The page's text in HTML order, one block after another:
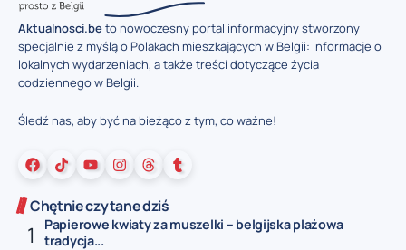
Aktualnosci.beto nowoczesny portal informacyjny stworzony
specjalnie z myślą o Polakach mieszkających w Belgii: informacje o
lokalnych wydarzeniach, a także treści dotyczące życia
codziennego w Belgii.
Śledź nas, aby być na bieżąco z tym, co ważne!
Chętnie czytane dziś
Papierowe kwiaty za muszelki – belgijska plażowa
tradycja...